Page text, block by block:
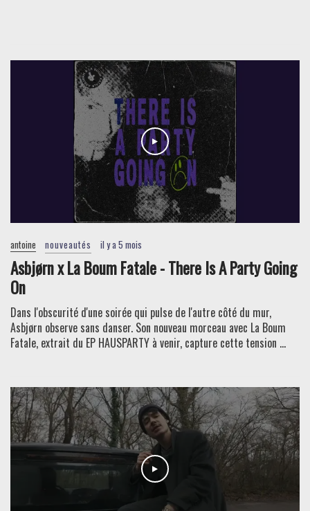
antoine nouveautés il y a 5 mois
Asbjørn x La Boum Fatale - There Is A Party Going
On
Dans l'obscurité d'une soirée qui pulse de l'autre côté du mur,
Asbjørn observe sans danser. Son nouveau morceau avec La Boum
Fatale, extrait du EP HAUSPARTY à venir, capture cette tension ...